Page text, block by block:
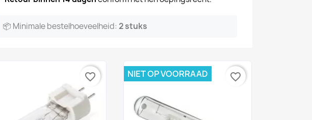
📦 Minimale bestelhoeveelheid: 2 stuks
favorite_border NIET OP VOORRAAD favorite_border